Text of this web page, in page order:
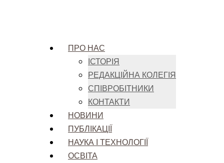
ПРО НАС
ІСТОРІЯ
РЕДАКЦІЙНА КОЛЕГІЯ
СПІВРОБІТНИКИ
КОНТАКТИ
НОВИНИ
ПУБЛІКАЦІЇ
НАУКА І ТЕХНОЛОГІЇ
ОСВІТА